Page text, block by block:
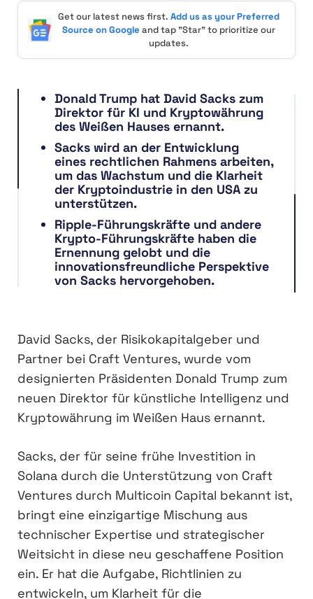
Get our latest news first. Add us as your Preferred
Source on Google and tap "Star" to prioritize our
updates.
Donald Trump hat David Sacks zum
Direktor für KI und Kryptowährung
des Weißen Hauses ernannt.
Sacks wird an der Entwicklung
eines rechtlichen Rahmens arbeiten,
um das Wachstum und die Klarheit
der Kryptoindustrie in den USA zu
unterstützen.
Ripple-Führungskräfte und andere
Krypto-Führungskräfte haben die
Ernennung gelobt und die
innovationsfreundliche Perspektive
von Sacks hervorgehoben.
David Sacks, der Risikokapitalgeber und
Partner bei Craft Ventures, wurde vom
designierten Präsidenten Donald Trump zum
neuen Direktor für künstliche Intelligenz und
Kryptowährung im Weißen Haus ernannt.
Sacks, der für seine frühe Investition in
Solana durch die Unterstützung von Craft
Ventures durch Multicoin Capital bekannt ist,
bringt eine einzigartige Mischung aus
technischer Expertise und strategischer
Weitsicht in diese neu geschaffene Position
ein. Er hat die Aufgabe, Richtlinien zu
entwickeln, um Klarheit für die